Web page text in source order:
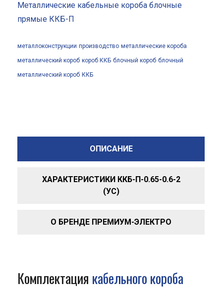
Металлические кабельные короба блочные
прямые ККБ-П
металлоконструкции производство металлические короба
металлический короб короб ККБ блочный короб блочный
металлический короб ККБ
ОПИСАНИЕ
ХАРАКТЕРИСТИКИ ККБ-П-0.65-0.6-2
(УС)
О БРЕНДЕ ПРЕМИУМ-ЭЛЕКТРО
Комплектация кабельного короба